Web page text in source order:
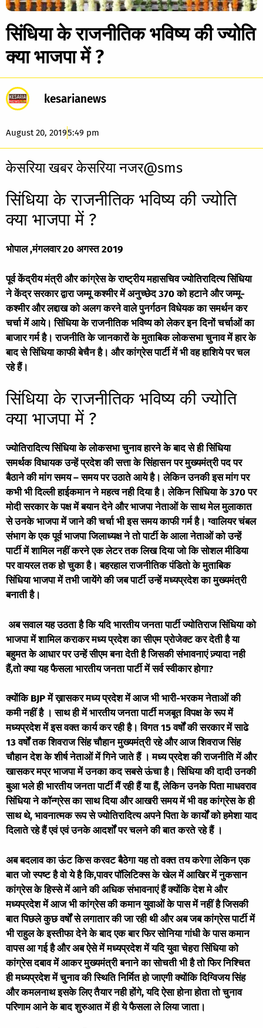
सिंधिया के राजनीतिक भविष्य की ज्योति
क्या भाजपा में ?
kesarianews
August 20, 20195:49 pm
केसरिया खबर केसरिया नजर@sms
सिंधिया के राजनीतिक भविष्य की ज्योति
क्या भाजपा में ?
भोपाल ,मंगलवार 20 अगस्त 2019
पूर्व केंद्रीय मंत्री और कांग्रेस के राष्ट्रीय महासचिव ज्योतिरादित्य सिंधिया
ने केंद्र सरकार द्वारा जम्मू कश्मीर में अनुच्छेद 370 को हटाने और जम्मू-
कश्मीर और लद्दाख को अलग करने वाले पुनर्गठन विधेयक का समर्थन कर
चर्चा में आये। सिंधिया के राजनीतिक भविष्य को लेकर इन दिनों चर्चाओं का
बाजार गर्म है। राजनीति के जानकारों के मुताबिक लोकसभा चुनाव में हार के
बाद से सिंधिया काफी बेचैन है। और कांग्रेस पार्टी में भी वह हाशिये पर चल
रहे हैं।
सिंधिया के राजनीतिक भविष्य की ज्योति
क्या भाजपा में ?
ज्योतिरादित्य सिंधिया के लोकसभा चुनाव हारने के बाद से ही सिंधिया
समर्थक विधायक उन्हें प्रदेश की सत्ता के सिंहासन पर मुख्यमंत्री पद पर
बैठाने की मांग समय – समय पर उठाते आये है। लेकिन उनकी इस मांग पर
कभी भी दिल्ली हाईकमान ने महत्व नही दिया है। लेकिन सिंधिया के 370 पर
मोदी सरकार के पक्ष में बयान देने और भाजपा नेताओं के साथ मेल मुलाकात
से उनके भाजपा में जाने की चर्चा भी इस समय काफी गर्म है। ग्वालियर चंबल
संभाग के एक पूर्व भाजपा जिलाध्यक्ष ने तो पार्टी के आला नेताओं को उन्हें
पार्टी में शामिल नहीं करने एक लेटर तक लिख दिया जो कि सोशल मीडिया
पर वायरल तक हो चुका है। बहरहाल राजनीतिक पंडितो के मुताबिक
सिंधिया भाजपा में तभी जायेंगे की जब पार्टी उन्हें मध्यप्रदेश का मुख्यमंत्री
बनाती है।
अब सवाल यह उठता है कि यदि भारतीय जनता पार्टी ज्योतिराज सिंधिया को
भाजपा में शामिल कराकर मध्य प्रदेश का सीएम प्रोजेक्ट कर देती है या
बहुमत के आधार पर उन्हें सीएम बना देती है जिसकी संभावनाएं ज़्यादा नही
हैं,तो क्या यह फैसला भारतीय जनता पार्टी में सर्व स्वीकार होगा?
क्योंकि BJP में ख़ासकर मध्य प्रदेश में आज भी भारी-भरकम नेताओं की
कमी नहीं है । साथ ही में भारतीय जनता पार्टी मजबूत विपक्ष के रूप में
मध्यप्रदेश में इस वक्त कार्य कर रही है। विगत 15 वर्षों की सरकार में साढे
13 वर्षों तक शिवराज सिंह चौहान मुख्यमंत्री रहे और आज शिवराज सिंह
चौहान देश के शीर्ष नेताओं में गिने जाते हैं । मध्य प्रदेश की राजनीति में और
खासकर मप्र भाजपा में उनका कद सबसे ऊंचा है। सिंधिया की दादी उनकी
बुआ भले ही भारतीय जनता पार्टी मैं रही हैं या हैं, लेकिन उनके पिता माधवराव
सिंधिया ने कॉन्ग्रेस का साथ दिया और आखरी समय में भी वह कांग्रेस के ही
साथ थे, भावनात्मक रूप से ज्योतिरादित्य अपने पिता के कार्यों को हमेशा याद
दिलाते रहे हैं एवं एवं उनके आदर्शों पर चलने की बात करते रहे हैं ।
अब बदलाव का ऊंट किस करवट बैठेगा यह तो वक्त तय करेगा लेकिन एक
बात जो स्पष्ट है वो ये है कि,पावर पॉलिटिक्स के खेल में आखिर में नुकसान
कांग्रेस के हिस्से में आने की अधिक संभावनाएं हैं क्योंकि देश मे और
मध्यप्रदेश में आज भी कांग्रेस की कमान युवाओं के पास में नहीं है जिसकी
बात पिछले कुछ वर्षों से लगातार की जा रही थी और अब जब कांग्रेस पार्टी में
भी राहुल के इस्तीफा देने के बाद एक बार फिर सोनिया गांधी के पास कमान
वापस आ गई है और अब ऐसे में मध्यप्रदेश में यदि युवा चेहरा सिंधिया को
कांग्रेस दबाव में आकर मुख्यमंत्री बनाने का सोचती भी है तो फिर निश्चित
ही मध्यप्रदेश में चुनाव की स्थिति निर्मित हो जाएगी क्योंकि दिग्विजय सिंह
और कमलनाथ इसके लिए तैयार नही होंगे, यदि ऐसा होना होता तो चुनाव
परिणाम आने के बाद शुरुआत में ही ये फैसला ले लिया जाता।